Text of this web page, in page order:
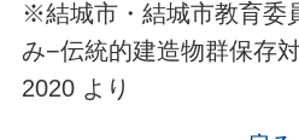
※結城市・結城市教育委
み−伝統的建造物群保存
2020 より